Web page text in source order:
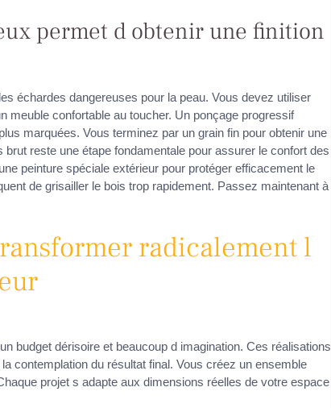
permet d obtenir une finition
échardes dangereuses pour la peau. Vous devez utiliser
meuble confortable au toucher. Un ponçage progressif
marquées. Vous terminez par un grain fin pour obtenir une
reste une étape fondamentale pour assurer le confort des
peinture spéciale extérieur pour protéger efficacement le
de grisailler le bois trop rapidement. Passez maintenant à
radicalement l
budget dérisoire et beaucoup d imagination. Ces réalisations
contemplation du résultat final. Vous créez un ensemble
projet s adapte aux dimensions réelles de votre espace